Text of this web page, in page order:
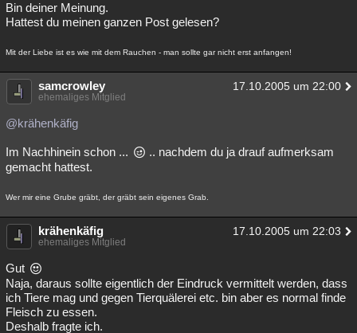
Bin deiner Meinung.
Hattest du meinen ganzen Post gelesen?
Mit der Liebe ist es wie mit dem Rauchen - man sollte gar nicht erst anfangen!
samcrowley 17.10.2005 um 22:00
ehemaliges Mitglied
@krähenkäfig
Im Nachhinein schon ...
.. nachdem du ja drauf aufmerksam
gemacht hattest.
Wer mir eine Grube gräbt, der gräbt sein eigenes Grab.
krähenkäfig 17.10.2005 um 22:03
ehemaliges Mitglied
Gut
Naja, daraus sollte eigentlich der Eindruck vermittelt werden, dass
ich Tiere mag und gegen Tierquälerei etc. bin aber es normal finde
Fleisch zu essen.
Deshalb fragte ich.